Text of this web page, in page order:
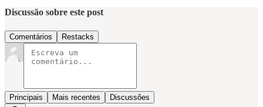
Discussão sobre este post
Comentários Restacks
Principais Mais recentes Discussões